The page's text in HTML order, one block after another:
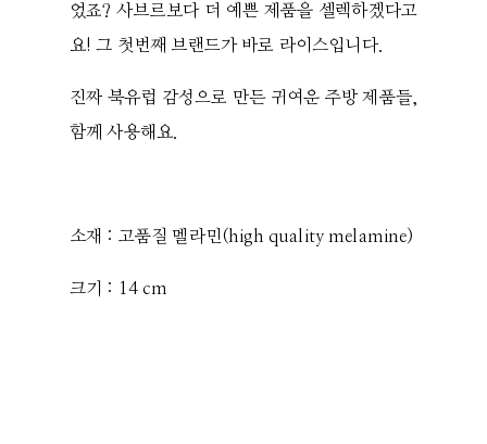
었죠? 사브르보다 더 예쁜 제품을 셀렉하겠다고
요! 그 첫번째 브랜드가 바로 라이스입니다.
진짜 북유럽 감성으로 만든 귀여운 주방 제품들,
함께 사용해요.
소재 : 고품질 멜라민(high quality melamine)
크기 : 14 cm